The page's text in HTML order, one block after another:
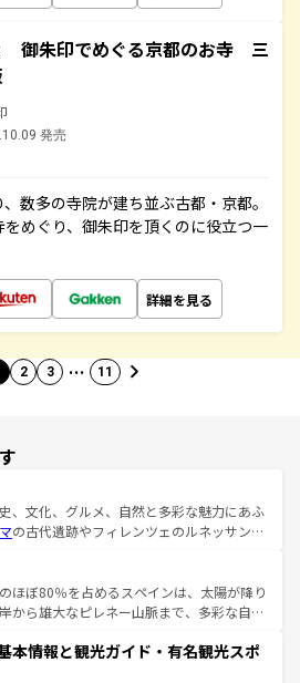
御朱印でめぐる京都のお寺 三
発売
数多の寺院が建ち並ぶ古都・京都。
めぐり、御朱印を頂くのに役立つ一
詳細を見る
2 3 … 11
、文化、グルメ、自然と多彩な魅力にあふ
の古代遺跡やフィレンツェのルネッサンス
ナの美しい田園風景やアマルフィ海岸の絶
観も見逃せない。観光の合間には、本場の
ど、絶品のイタリア料理を堪能することも
タリアで、忘れられない旅をしてみよう！
タリア情報は
ほぼ80％を占めるスペインは、太陽が降り
から雄大なピレネー山脈まで、多彩な自然
の国では、情熱的なフラメンコ、熱気あふ
て美味しいタパスが生活の一部となってい
本情報と観光ガイド・有名観光スポ